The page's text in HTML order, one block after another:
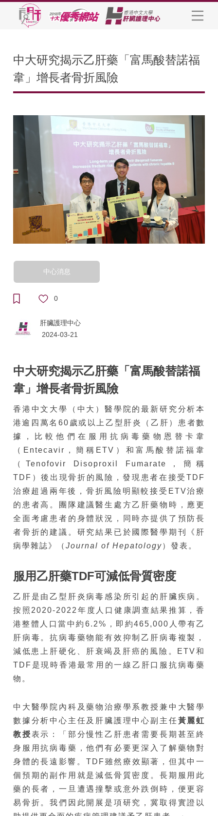
中大研究揭示乙肝藥「富馬酸替諾福
韋」增長者骨折風險
中心消息
0
肝臟護理中心
2024-03-21
中大研究揭示乙肝藥「富馬酸替諾福
韋」增長者骨折風險
香港中文大學（中大）醫學院的最新研究分析本
港逾四萬名60歲或以上乙型肝炎（乙肝）患者數
據，比較他們在服用抗病毒藥物恩替卡韋
（Entecavir，簡稱ETV）和富馬酸替諾福韋
（Tenofovir Disoproxil Fumarate，簡稱
TDF）後出現骨折的風險，發現患者在接受TDF
治療超過兩年後，骨折風險明顯較接受ETV治療
的患者高。團隊建議醫生處方乙肝藥物時，應更
全面考慮患者的身體狀況，同時亦提供了預防長
者骨折的建議。研究結果已於國際醫學期刊《肝
病學雜誌》（ Journal of Hepatology）發表。
服用乙肝藥TDF可減低骨質密度
乙肝是由乙型肝炎病毒感染所引起的肝臟疾病。
按照2020-2022年度人口健康調查結果推算，香
港整體人口當中約6.2%，即約465,000人帶有乙
肝病毒。抗病毒藥物能有效抑制乙肝病毒複製，
減低患上肝硬化、肝衰竭及肝癌的風險。ETV和
TDF是現時香港最常用的一線乙肝口服抗病毒藥
物。
中大醫學院內科及藥物治療學系教授兼中大醫學
數據分析中心主任及肝臟護理中心副主任黃麗虹
教授表示：「部分慢性乙肝患者需要長期甚至終
身服用抗病毒藥，他們有必要更深入了解藥物對
身體的長遠影響。TDF雖然療效顯著，但其中一
個預期的副作用就是減低骨質密度。長期服用此
藥的長者，一旦遭遇撞擊或意外跌倒時，便更容
易骨折。我們因此開展是項研究，冀取得實證以